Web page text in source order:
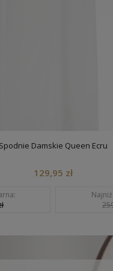
Spodnie Damskie Queen Ecru
129,95 zł